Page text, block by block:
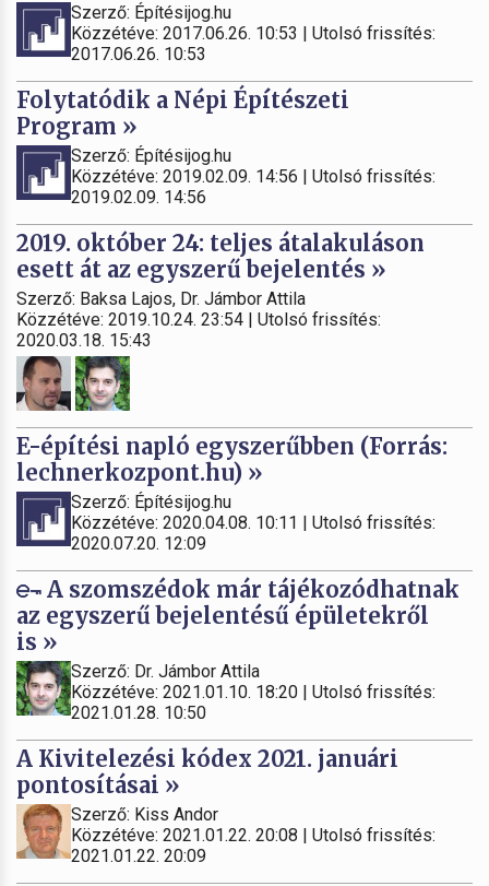
Szerző: Építésijog.hu
Közzétéve: 2017.06.26. 10:53 | Utolsó frissítés:
2017.06.26. 10:53
Folytatódik a Népi Építészeti
Program »
Szerző: Építésijog.hu
Közzétéve: 2019.02.09. 14:56 | Utolsó frissítés:
2019.02.09. 14:56
2019. október 24: teljes átalakuláson
esett át az egyszerű bejelentés »
Szerző: Baksa Lajos, Dr. Jámbor Attila
Közzétéve: 2019.10.24. 23:54 | Utolsó frissítés:
2020.03.18. 15:43
E-építési napló egyszerűbben (Forrás:
lechnerkozpont.hu) »
Szerző: Építésijog.hu
Közzétéve: 2020.04.08. 10:11 | Utolsó frissítés:
2020.07.20. 12:09
A szomszédok már tájékozódhatnak
az egyszerű bejelentésű épületekről
is »
Szerző: Dr. Jámbor Attila
Közzétéve: 2021.01.10. 18:20 | Utolsó frissítés:
2021.01.28. 10:50
A Kivitelezési kódex 2021. januári
pontosításai »
Szerző: Kiss Andor
Közzétéve: 2021.01.22. 20:08 | Utolsó frissítés:
2021.01.22. 20:09